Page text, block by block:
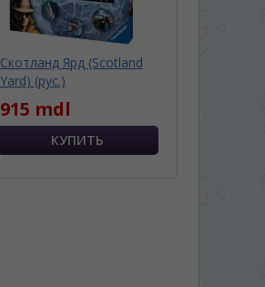
Скотланд Ярд (Scotland
Yard) (рус.)
915 mdl